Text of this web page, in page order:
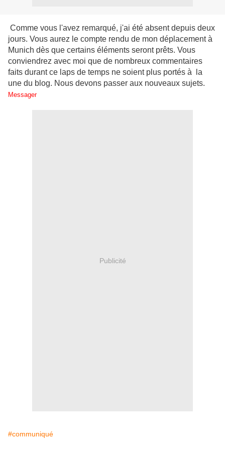
Comme vous l'avez remarqué, j'ai été absent depuis deux
jours. Vous aurez le compte rendu de mon déplacement à
Munich dès que certains éléments seront prêts. Vous
conviendrez avec moi que de nombreux commentaires
faits durant ce laps de temps ne soient plus portés à la
une du blog. Nous devons passer aux nouveaux sujets.
Messager
Publicité
#communiqué